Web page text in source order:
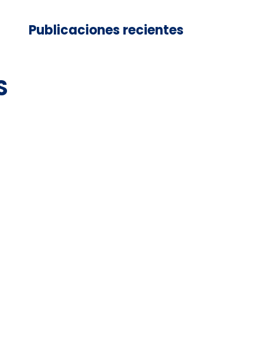
Publicaciones recientes